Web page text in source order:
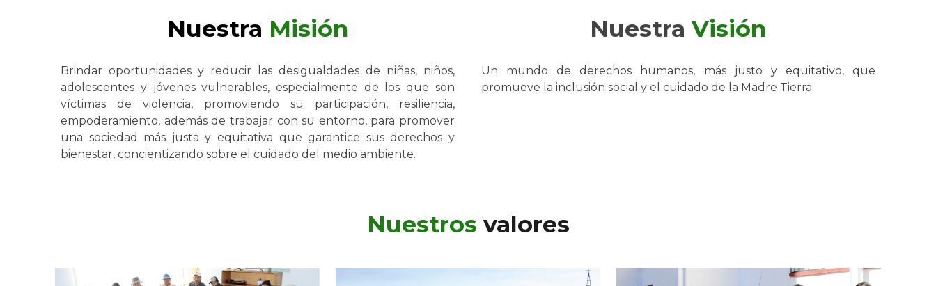
Nuestra Misión
Brindar oportunidades y reducir las desigualdades de niñas, niños,
adolescentes y jóvenes vulnerables, especialmente de los que son
víctimas de violencia, promoviendo su participación, resiliencia,
empoderamiento, además de trabajar con su entorno, para promover
una sociedad más justa y equitativa que garantice sus derechos y
bienestar, concientizando sobre el cuidado del medio ambiente.
Nuestra Visión
Un mundo de derechos humanos, más justo y equitativo, que
promueve la inclusión social y el cuidado de la Madre Tierra.
Nuestros valores